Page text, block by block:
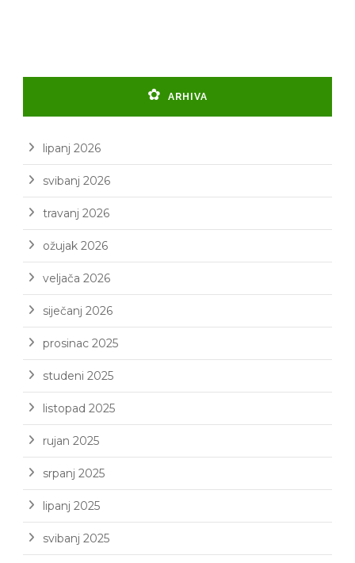
ARHIVA
lipanj 2026
svibanj 2026
travanj 2026
ožujak 2026
veljača 2026
siječanj 2026
prosinac 2025
studeni 2025
listopad 2025
rujan 2025
srpanj 2025
lipanj 2025
svibanj 2025